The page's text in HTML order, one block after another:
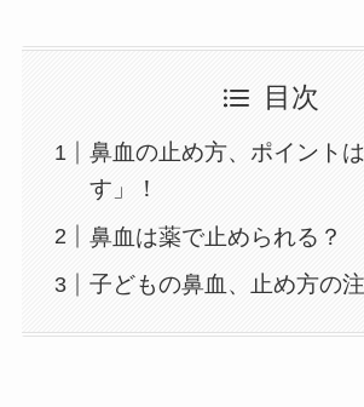
目次
鼻血の止め方、ポイント
す」！
鼻血は薬で止められる？
子どもの鼻血、止め方の